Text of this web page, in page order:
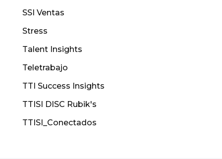
SSI Ventas
Stress
Talent Insights
Teletrabajo
TTI Success Insights
TTISI DISC Rubik's
TTISI_Conectados